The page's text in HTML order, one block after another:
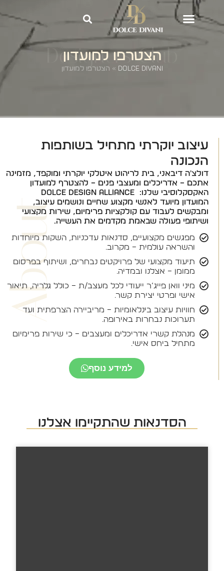
Designers Club
הצטרפו למועדון
Dolce Divani
» הצטרפו למועדון
עיצוב יוקרתי מתחיל בשותפות
הנכונה
דולצ'ה דיבאני, בית לריהוט איטלקי יוקרתי ומוקפד, מזמינה
אתכם – אדריכלים ומעצבי פנים – להצטרף למועדון
האקסקלוסיבי שלנו: DOLCE DESIGN ALLIANCE
המועדון מיועד לאנשי מקצוע שחיים ונושמים עיצוב,
ומבקשים לעבוד עם קולקציות פרימיום, שירות מקצועי
ושיתופי פעולה שבאמת מקדמים את העשייה.
מפגשים מקצועיים, סדנאות עדכניות, השקות מיוחדות
והשראה עולמית – מקרוב.
תיעוד מקצועי של פרויקטים נבחרים, ושיתוף בפרסום
ממומן – אצלנו ובמדיה.
מיני וואן פייג’ר ייעודי לכל מעצב/ת – כולל גלריה, תיאור
אישי ופרטי יצירת קשר.
חוויות עיצוב בינלאומיות – מריביירה הצרפתית ועד
תערוכות נבחרות באירופה.
מנהלת קשרי אדריכלים ומעצבים – כי שירות פרימיום
מתחיל ביחס אישי.
למידע נוסף
הסדנאות שהתקיימו אצלנו